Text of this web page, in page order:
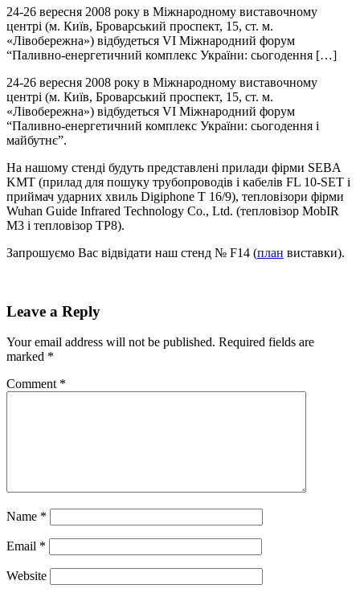
24-26 вересня 2008 року в Міжнародному виставочному
центрі (м. Київ, Броварський проспект, 15, ст. м.
«Лівобережна») відбудеться VІ Міжнародний форум
“Паливно-енергетичний комплекс України: сьогодення […]
24-26 вересня 2008 року в Міжнародному виставочному
центрі (м. Київ, Броварський проспект, 15, ст. м.
«Лівобережна») відбудеться VІ Міжнародний форум
“Паливно-енергетичний комплекс України: сьогодення і
майбутнє”.
На нашому стенді будуть представлені прилади фірми SEBА
KMT (прилад для пошуку трубопроводів і кабелів FL 10-SET і
приймач ударних хвиль Digiphone Т 16/9), тепловізори фірми
Wuhan Guide Infrared Technology Co., Ltd. (тепловізор MobIR
M3 і тепловізор ТР8).
Запрошуємо Вас відвідати наш стенд № F14 (план виставки).
Leave a Reply
Your email address will not be published. Required fields are
marked *
Comment *
Name *
Email *
Website